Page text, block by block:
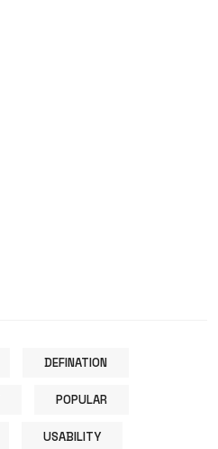
DEFINATION
POPULAR
USABILITY